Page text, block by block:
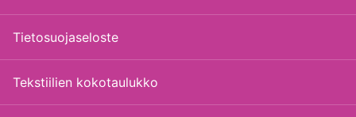
Tietosuojaseloste
Tekstiilien kokotaulukko